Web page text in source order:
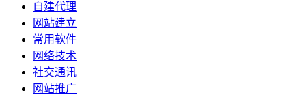
自建代理
网站建立
常用软件
网络技术
社交通讯
网站推广